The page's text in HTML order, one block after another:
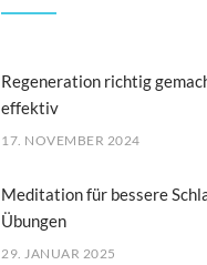
Regeneration richtig
effektiv
17. NOVEMBER 2024
Meditation für bessere
Übungen
29. JANUAR 2025